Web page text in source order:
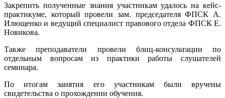
Закрепить полученные знания участникам удалось на кейс-
практикуме, который провели зам. председателя ФПСК А.
Илющенко и ведущий специалист правового отдела ФПСК Е.
Новикова.
Также преподаватели провели блиц-консультации по
отдельным вопросам из практики работы слушателей
семинара.
По итогам занятия его участникам были вручены
свидетельства о прохождении обучения.